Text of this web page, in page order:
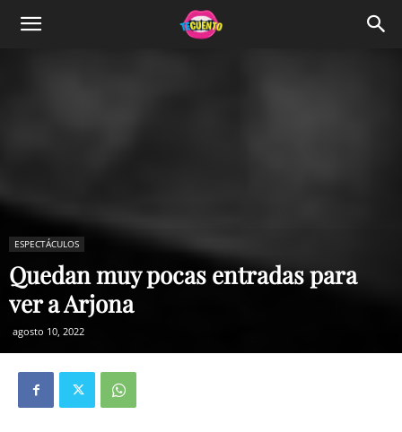
ESPECTÁCULOS
Quedan muy pocas entradas para
ver a Arjona
agosto 10, 2022